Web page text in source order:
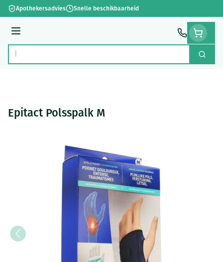
Ga naar de inhoud
Apothekersadvies Snelle beschikbaarheid
Menu
Product, merk, categorie... Zoek
Epitact Polsspalk M